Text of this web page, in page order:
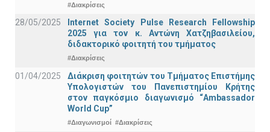
#Διακρίσεις
28/05/2025
Internet Society Pulse Research Fellowship
2025 για τον κ. Αντώνη Χατζηβασιλείου,
διδακτορικό φοιτητή του τμήματος
#Διακρίσεις
01/04/2025
Διάκριση φοιτητών του Τμήματος Επιστήμης
Υπολογιστών του Πανεπιστημίου Κρήτης
στον παγκόσμιο διαγωνισμό “Ambassador
World Cup”
#Διαγωνισμοί #Διακρίσεις